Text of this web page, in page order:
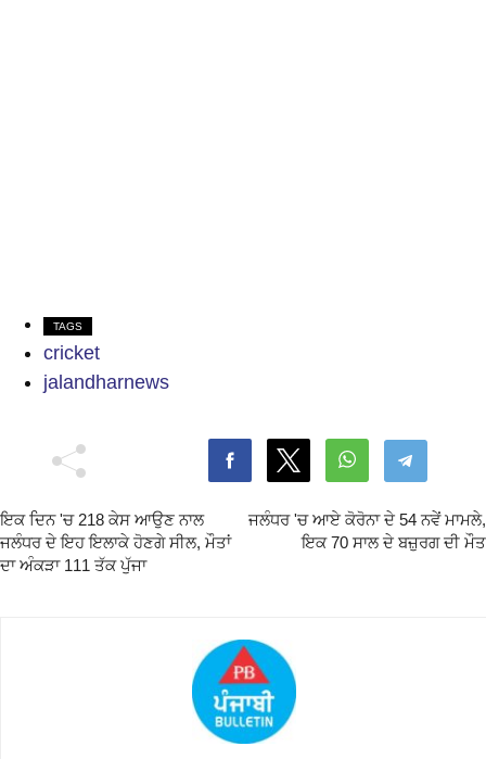
TAGS
cricket
jalandharnews
ਇਕ ਦਿਨ 'ਚ 218 ਕੇਸ ਆਉਣ ਨਾਲ
ਜਲੰਧਰ ਦੇ ਇਹ ਇਲਾਕੇ ਹੋਣਗੇ ਸੀਲ, ਮੌਤਾਂ
ਦਾ ਅੰਕੜਾ 111 ਤੱਕ ਪੁੱਜਾ
ਜਲੰਧਰ 'ਚ ਆਏ ਕੋਰੋਨਾ ਦੇ 54 ਨਵੇਂ ਮਾਮਲੇ,
ਇਕ 70 ਸਾਲ ਦੇ ਬਜ਼ੁਰਗ ਦੀ ਮੌਤ